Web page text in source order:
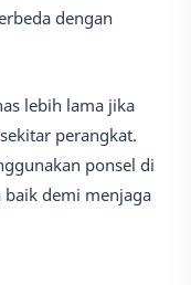
dengan
lebih lama jika
perangkat.
ponsel di
demi menjaga